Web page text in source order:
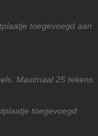
toegevoegd aan
Maximaal 25 tekens
toegevoegd